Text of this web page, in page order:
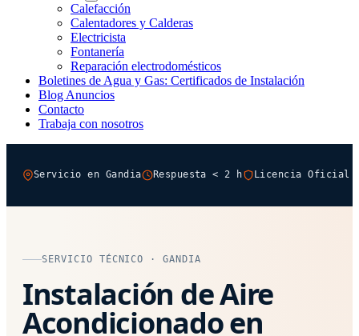
Calefacción
Calentadores y Calderas
Electricista
Fontanería
Reparación electrodomésticos
Boletines de Agua y Gas: Certificados de Instalación
Blog Anuncios
Contacto
Trabaja con nosotros
Servicio en Gandia Respuesta < 2 h Licencia Oficial
SERVICIO TÉCNICO · GANDIA
Instalación de Aire
Acondicionado en